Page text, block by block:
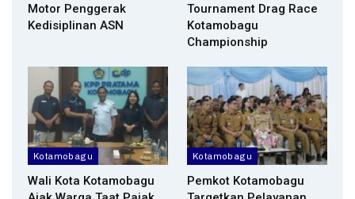
Motor Penggerak
Kedisiplinan ASN
Tournament Drag Race
Kotamobagu
Championship
Kotamobagu
Wali Kota Kotamobagu
Kotamobagu
Pemkot Kotamobagu